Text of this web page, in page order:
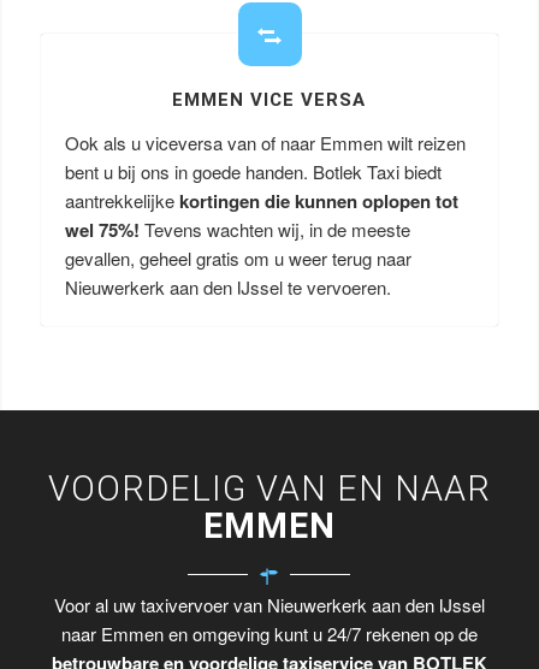
EMMEN VICE VERSA
Ook als u viceversa van of naar Emmen wilt reizen
bent u bij ons in goede handen. Botlek Taxi biedt
aantrekkelijkekortingen die kunnen oplopen tot
wel 75%! Tevens wachten wij, in de meeste
gevallen, geheel gratis om u weer terug naar
Nieuwerkerk aan den IJssel te vervoeren.
VOORDELIG VAN EN NAAR
EMMEN
Voor al uw taxivervoer van Nieuwerkerk aan den IJssel
naar Emmen en omgeving kunt u 24/7 rekenen op de
betrouwbare en voordelige taxiservice van BOTLEK